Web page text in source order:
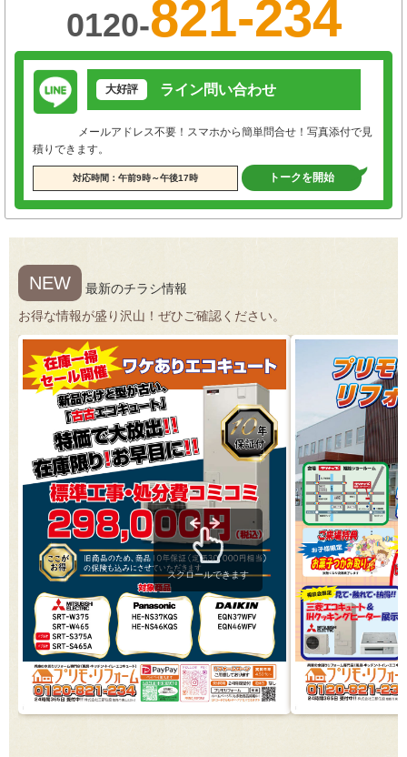
0120-821-234
大好評 ライン問い合わせ
メールアドレス不要！スマホから簡単問合せ！写真添付で見
積りできます。
対応時間：午前9時～午後17時 トークを開始
NEW
最新のチラシ情報
お得な情報が盛り沢山！ぜひご確認ください。
スクロールできます